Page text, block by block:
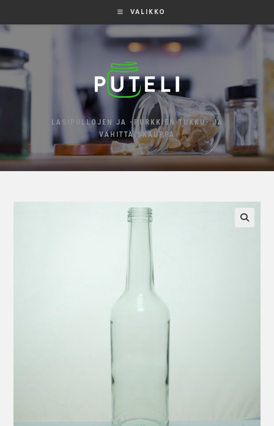
VALIKKO
LASIPULLOJEN JA -PURKKIEN TUKKU- JA
VÄHITTÄISKAUPPA